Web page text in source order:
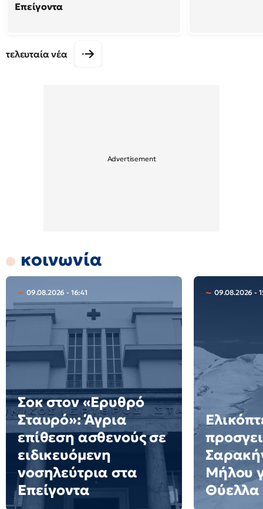
Επείγοντα
τελευταία νέα
κοινωνία
09.08.2026 - 16:41
Σοκ στον «Ερυθρό
Σταυρό»: Άγρια
επίθεση ασθενούς σε
ειδικευόμενη
νοσηλεύτρια στα
Επείγοντα
09.08.2026 -
Μήλου
Θύελλα